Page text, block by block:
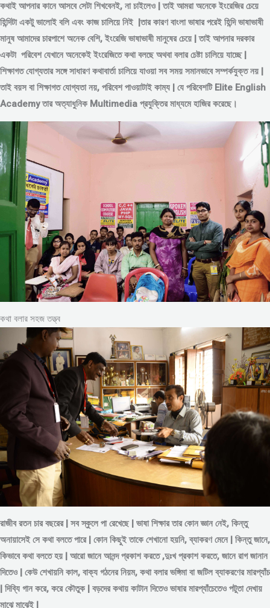
কথাই আপনার কানে আসবে সেটা শিখবেনই, না চাইলেও | তাই আমরা অনেকে ইংরেজির চেয়ে
হিন্দিটা একটু ভালোই বলি এবং কাজ চালিয়ে নিই |তার কারণ বাংলা ভাষার পরেই হিন্দি ভাষাভাষী
মানুষ আমাদের চারপাশে অনেক বেশি, ইংরেজি ভাষাভাষী মানুষের চেয়ে | তাই আপনার দরকার
একটা পরিবেশ যেখানে অনেকেই ইংরেজিতে কথা বলছে অথবা বলার চেষ্টা চালিয়ে যাচ্ছে |
শিক্ষাগত যোগ্যতার সঙ্গে সাধারণ কথাবার্তা চালিয়ে যাওয়া সব সময় সমানভাবে সম্পর্কযুক্ত নয় |
তাই বয়স বা শিক্ষাগত যোগ্যতা নয়, পরিবেশ পাওয়াটাই কাম্য | যে পরিবেশটি Elite English
Academy তার অত্যাধুনিক Multimedia প্রযুক্তির মাধ্যমে হাজির করেছে।
কথা বলার সহজ তত্ত্ব
রাজীব রতন চার বছরের | সব স্কুলে পা রেখেছে | ভাষা শিক্ষার তার কোন জ্ঞান নেই, কিন্তু
অনায়াসেই সে কথা বলতে পারে | কোন কিছুই তাকে শেখানো হয়নি, ব্যাকরণ মেনে | কিন্তু জানে,
কিভাবে কথা বলতে হয় | আরো জানে আনন্দ প্রকাশ করতে ,দুঃখ প্রকাশ করতে, জানে রাগ জানান
দিতেও | কেউ শেখায়নি কাল, বাক্য গঠনের নিয়ম, কথা বলার ভঙ্গিমা বা জটিল ব্যাকরণের মারপ্যাঁচ
| দিব্যি গান করে, করে কৌতুক | বড়দের কথায় কাটান দিতেও ভাষার মারপ্যাঁচেতেও পটুতা দেখায়
মাঝে মাঝেই |